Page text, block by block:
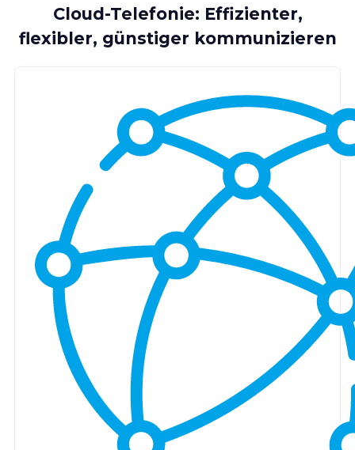
Cloud-Telefonie: Effizienter,
flexibler, günstiger kommunizieren